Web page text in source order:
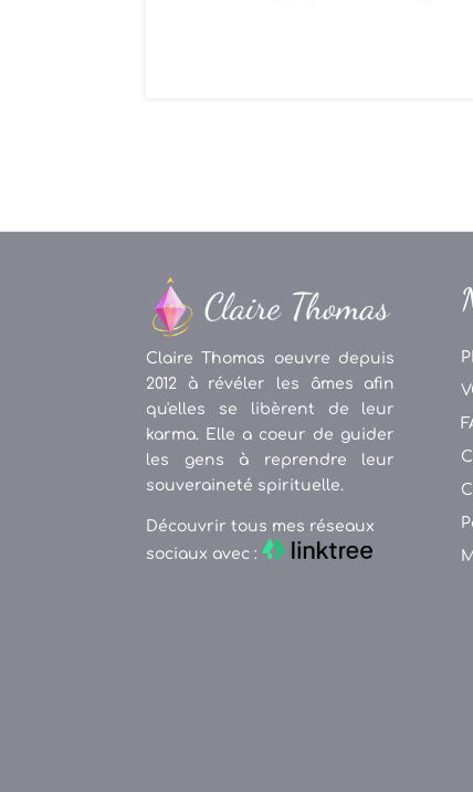
Claire Thomas oeuvre depuis
2012 à révéler les âmes afin
qu'elles se libèrent de leur
karma. Elle a coeur de guider
les gens à reprendre leur
souveraineté spirituelle.
Découvrir tous mes réseaux
sociaux avec :